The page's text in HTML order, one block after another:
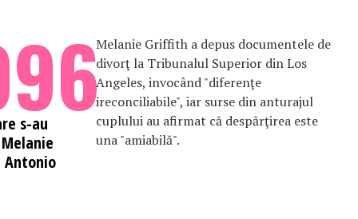
s-au
Melanie Griffith a depus documentele de
divorţ la Tribunalul Superior din Los
Angeles, invocând "diferenţe
ireconciliabile", iar surse din anturajul
cuplului au afirmat că despărţirea este
una "amiabilă".